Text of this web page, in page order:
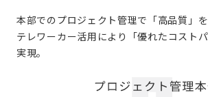
本部でのプロジェクト管理で「高品質」
テレワーカー活用により
「優れたコスト
実現。